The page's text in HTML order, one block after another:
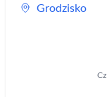
Grodzisko